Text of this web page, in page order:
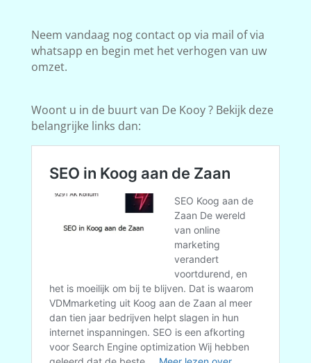
Neem vandaag nog contact op via mail of via
whatsapp en begin met het verhogen van uw
omzet.
Woont u in de buurt van De Kooy ? Bekijk deze
belangrijke links dan: